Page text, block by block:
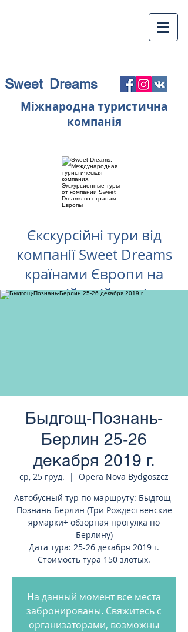
Sweet Dreams
Міжнародна туристична
компанія
Єкскурсійні тури від
компанії Sweet Dreams
країнами Європи на
російській мові
Быдгощ-Познань-
Берлин 25-26
декабря 2019 г.
ср, 25 груд.
  |
Opera Nova Bydgoszcz
Автобусный тур по маршруту: Быдгощ-
Познань-Берлин (Три Рождественские
ярмарки+ обзорная прогулка по
Берлину)
Дата тура: 25-26 декабря 2019 г.
Стоимость тура 150 злотых.
На данный момент все места
забронированы. Свяжитесь с
организаторами, возможны